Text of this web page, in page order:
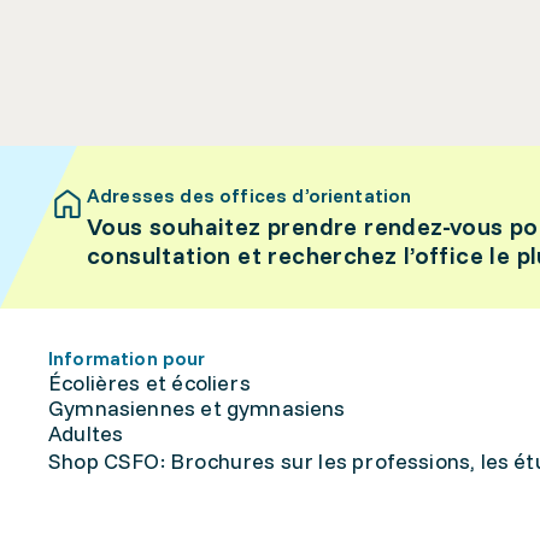
Adresses des offices d’orientation
Vous souhaitez prendre rendez-vous
consultation et recherchez l’office le
Information pour
Écolières et écoliers
Gymnasiennes et gymnasiens
Adultes
Shop CSFO: Brochures sur les professions, les